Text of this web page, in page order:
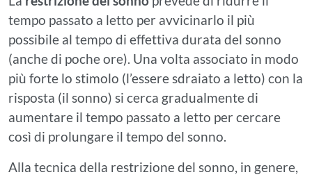
tempo passato a letto per avvicinarlo il più
possibile al tempo di effettiva durata del sonno
(anche di poche ore). Una volta associato in modo
più forte lo stimolo (l’essere sdraiato a letto) con la
risposta (il sonno) si cerca gradualmente di
aumentare il tempo passato a letto per cercare
così di prolungare il tempo del sonno.
Alla tecnica della restrizione del sonno, in genere,